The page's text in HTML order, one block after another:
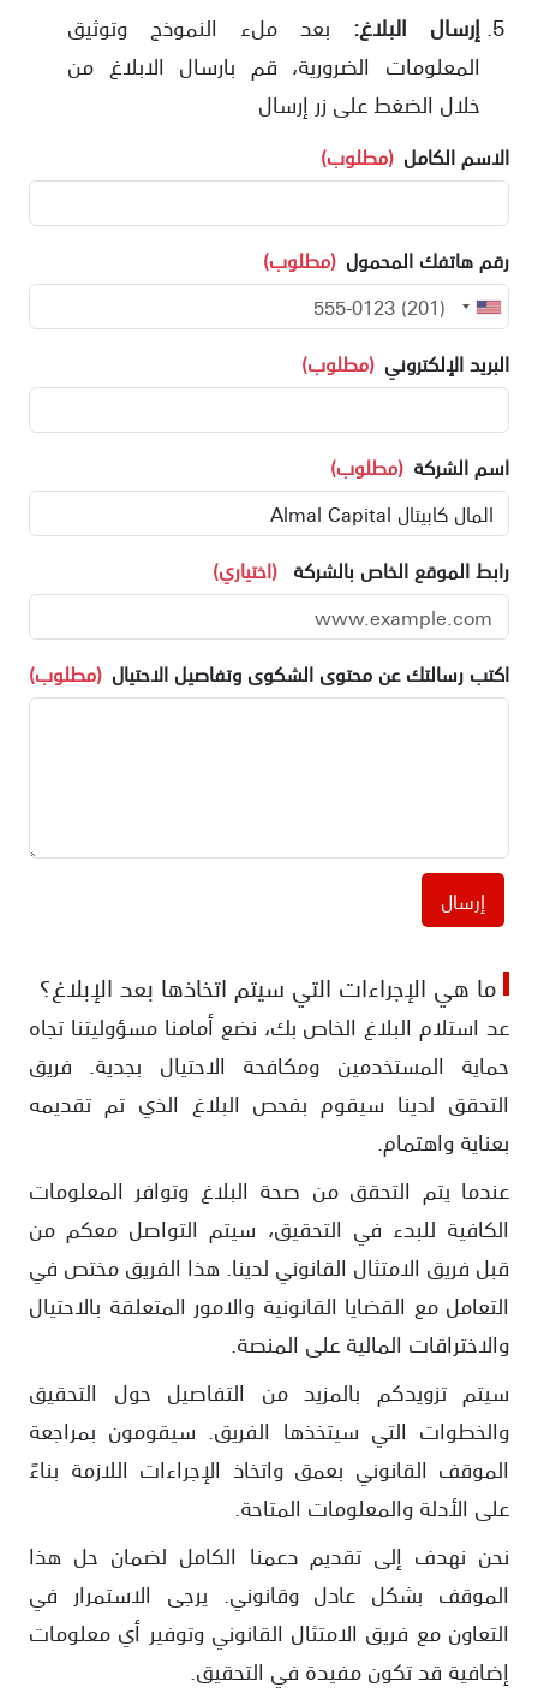
إرسال البلاغ: بعد ملء النموذج وتوثيق
المعلومات الضرورية، قم بارسال الابلاغ من
خلال الضغط على زر إرسال
الاسم الكامل (مطلوب)
رقم هاتفك المحمول (مطلوب)
البريد الإلكتروني (مطلوب)
اسم الشركة (مطلوب)
رابط الموقع الخاص بالشركة (اختياري)
اكتب رسالتك عن محتوى الشكوى وتفاصيل الاحتيال (مطلوب)
إرسال
ما هي الإجراءات التي سيتم اتخاذها بعد الإبلاغ؟
عد استلام البلاغ الخاص بك، نضع أمامنا مسؤوليتنا تجاه
حماية المستخدمين ومكافحة الاحتيال بجدية. فريق
التحقق لدينا سيقوم بفحص البلاغ الذي تم تقديمه
بعناية واهتمام.
عندما يتم التحقق من صحة البلاغ وتوافر المعلومات
الكافية للبدء في التحقيق، سيتم التواصل معكم من
قبل فريق الامتثال القانوني لدينا. هذا الفريق مختص في
التعامل مع القضايا القانونية والامور المتعلقة بالاحتيال
والاختراقات المالية على المنصة.
سيتم تزويدكم بالمزيد من التفاصيل حول التحقيق
والخطوات التي سيتخذها الفريق. سيقومون بمراجعة
الموقف القانوني بعمق واتخاذ الإجراءات اللازمة بناءً
على الأدلة والمعلومات المتاحة.
نحن نهدف إلى تقديم دعمنا الكامل لضمان حل هذا
الموقف بشكل عادل وقانوني. يرجى الاستمرار في
التعاون مع فريق الامتثال القانوني وتوفير أي معلومات
إضافية قد تكون مفيدة في التحقيق.